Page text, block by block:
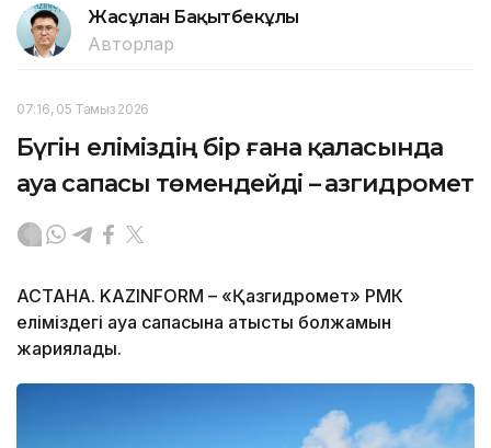
Жасұлан Бақытбекұлы
Авторлар
07:16, 05 Тамыз 2026
Бүгін еліміздің бір ғана қаласында
ауа сапасы төмендейді – Қазгидромет
АСТАНА. KAZINFORM – «Қазгидромет» РМК
еліміздегі ауа сапасына қатысты болжамын
жариялады.